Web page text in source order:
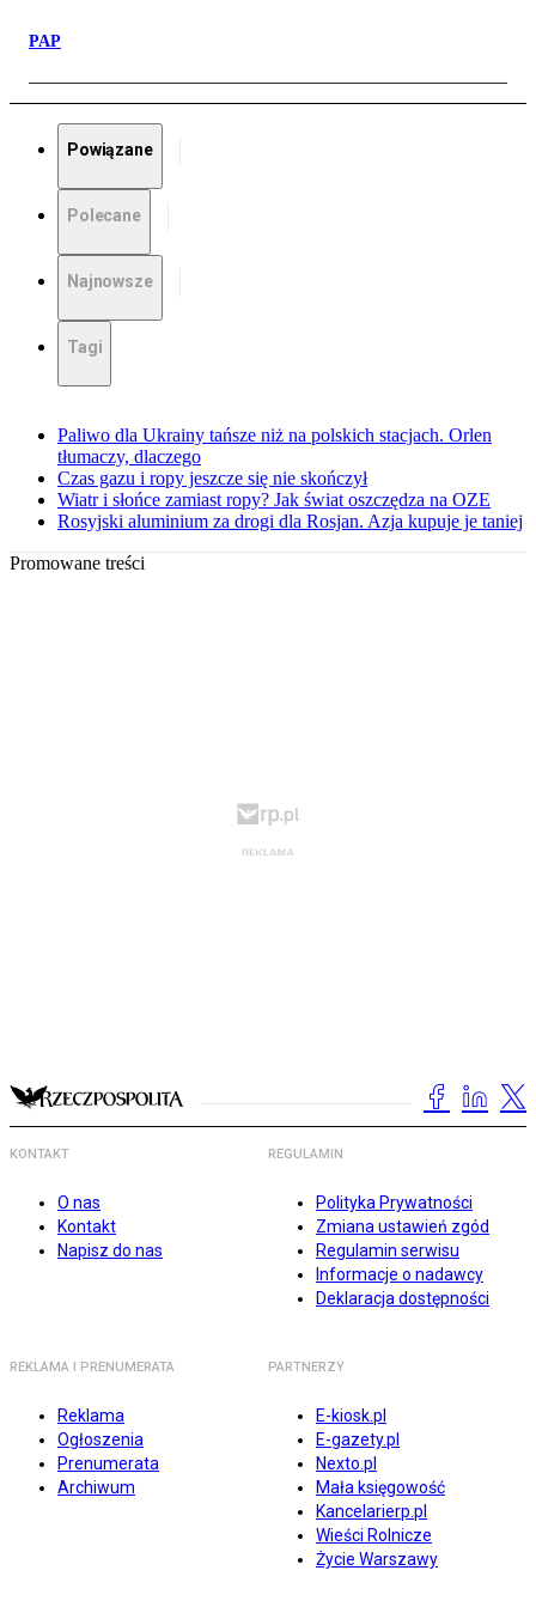
PAP
Powiązane
Polecane
Najnowsze
Tagi
Paliwo dla Ukrainy tańsze niż na polskich stacjach. Orlen
tłumaczy, dlaczego
Czas gazu i ropy jeszcze się nie skończył
Wiatr i słońce zamiast ropy? Jak świat oszczędza na OZE
Rosyjski aluminium za drogi dla Rosjan. Azja kupuje je taniej
Promowane treści
KONTAKT
O nas
Kontakt
Napisz do nas
REGULAMIN
Polityka Prywatności
Zmiana ustawień zgód
Regulamin serwisu
Informacje o nadawcy
Deklaracja dostępności
REKLAMA I PRENUMERATA
Reklama
Ogłoszenia
Prenumerata
Archiwum
PARTNERZY
E-kiosk.pl
E-gazety.pl
Nexto.pl
Mała księgowość
Kancelarierp.pl
Wieści Rolnicze
Życie Warszawy